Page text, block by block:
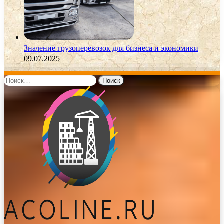
Значение грузоперевозок для бизнеса и экономики
09.07.2025
Найти: